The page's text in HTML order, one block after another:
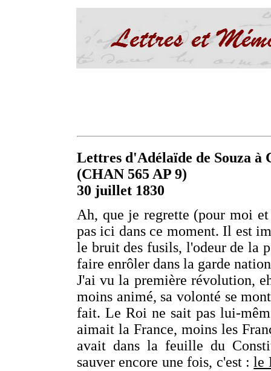
Lettres d'Adélaïde de Souza à
(CHAN 565 AP 9)
30 juillet 1830
Ah, que je regrette (pour moi
pas ici dans ce moment. Il est
le bruit des fusils, l'odeur de la
faire enrôler dans la garde
J'ai vu la première révolution,
moins animé, sa volonté se
fait. Le Roi ne sait pas lui-
aimait la France, moins les
avait dans la feuille du
sauver encore une fois, c'est :le